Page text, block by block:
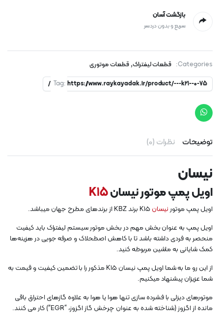
بازگشت آسان
سریع و بدون دردسر
Categories: قطعات لیفتراک,قطعات موتوری
Tag: https://www.raykayadak.ir/product/---k21--0-75/
توضیحات نظرات (0)
نیسان
اویل پمپ موتور نیسانK15
اویل پمپ موتورنیسانK15 برند KBZ از برندهای مطرح جهان میباشد.
اویل پمپ به عنوان بخش مهم در بخش موتور سیستم لیفتراک باید کیفیت
منحصر به فردی داشته باشد تا با کاهش اصطحلاک و صرفه جویی در هزینه‌ها
کمک شایانی به ماشین مربوطه کنید.
از این رو ما به شما اویل پمپ نیسان K15 مذکور را با تضمین کیفیت و قیمت به
شما عزیزان پیشنهاد میکنیم.
موتورهای دیزلی با فشرده سازی تنها هوا یا هوا به علاوه گازهای احتراق باقی
مانده از اگزوز (شناخته شده به عنوان چرخش گاز اگزوز، “EGR”) کار می کنند.